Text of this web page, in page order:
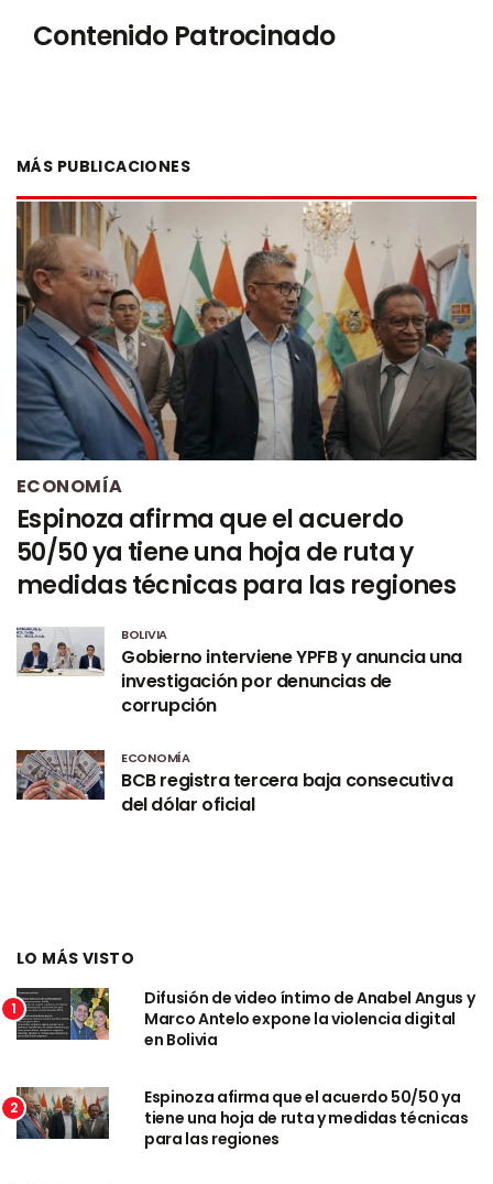
Contenido Patrocinado
MÁS PUBLICACIONES
ECONOMÍA
Espinoza afirma que el acuerdo
50/50 ya tiene una hoja de ruta y
medidas técnicas para las regiones
BOLIVIA
Gobierno interviene YPFB y anuncia una
investigación por denuncias de
corrupción
ECONOMÍA
BCB registra tercera baja consecutiva
del dólar oficial
LO MÁS VISTO
1
Difusión de video íntimo de Anabel Angus y
Marco Antelo expone la violencia digital
en Bolivia
2
Espinoza afirma que el acuerdo 50/50 ya
tiene una hoja de ruta y medidas técnicas
para las regiones